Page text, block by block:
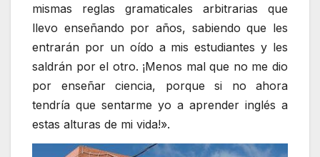
mismas reglas gramaticales arbitrarias que
llevo enseñando por años, sabiendo que les
entrarán por un oído a mis estudiantes y les
saldrán por el otro. ¡Menos mal que no me dio
por enseñar ciencia, porque si no ahora
tendría que sentarme yo a aprender inglés a
estas alturas de mi vida!».